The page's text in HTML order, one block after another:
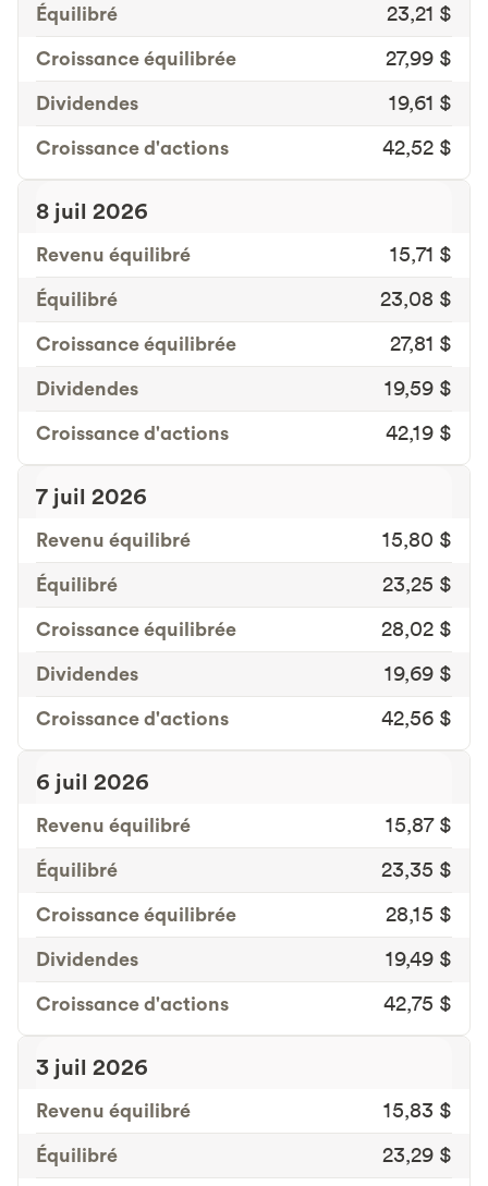
Équilibré
23,21 $
Croissance équilibrée
27,99 $
Dividendes
19,61 $
Croissance d'actions
42,52 $
8 juil 2026
Revenu équilibré
15,71 $
Équilibré
23,08 $
Croissance équilibrée
27,81 $
Dividendes
19,59 $
Croissance d'actions
42,19 $
7 juil 2026
Revenu équilibré
15,80 $
Équilibré
23,25 $
Croissance équilibrée
28,02 $
Dividendes
19,69 $
Croissance d'actions
42,56 $
6 juil 2026
Revenu équilibré
15,87 $
Équilibré
23,35 $
Croissance équilibrée
28,15 $
Dividendes
19,49 $
Croissance d'actions
42,75 $
3 juil 2026
Revenu équilibré
15,83 $
Équilibré
23,29 $